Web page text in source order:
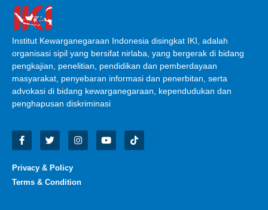
Institut Kewarganegaraan Indonesia disingkat IKI, adalah
organisasi sipil yang bersifat nirlaba, yang bergerak di bidang
pengkajian, penelitian, pendidikan dan pemberdayaan
masyarakat, penyebaran informasi dan penerbitan, serta
advokasi di bidang kewarganegaraan, kependudukan dan
penghapusan diskriminasi
Privacy & Policy
Terms & Condition